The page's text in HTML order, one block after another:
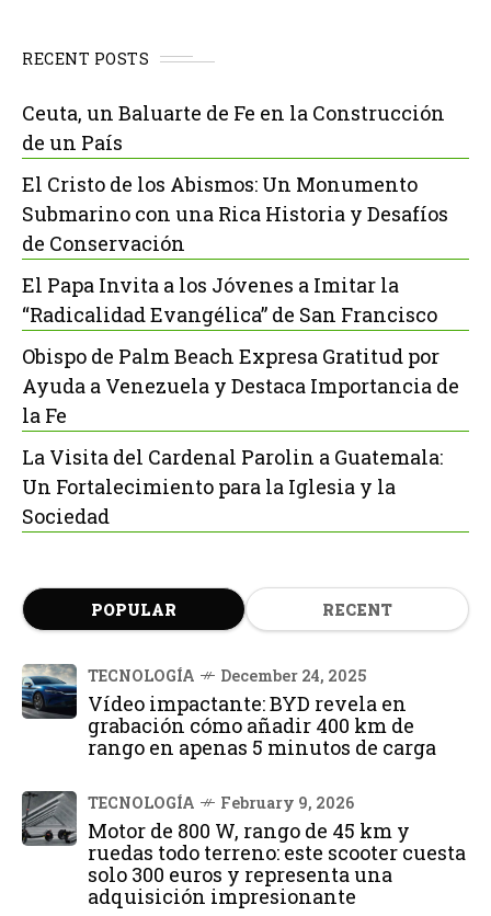
RECENT POSTS
Ceuta, un Baluarte de Fe en la Construcción
de un País
El Cristo de los Abismos: Un Monumento
Submarino con una Rica Historia y Desafíos
de Conservación
El Papa Invita a los Jóvenes a Imitar la
“Radicalidad Evangélica” de San Francisco
Obispo de Palm Beach Expresa Gratitud por
Ayuda a Venezuela y Destaca Importancia de
la Fe
La Visita del Cardenal Parolin a Guatemala:
Un Fortalecimiento para la Iglesia y la
Sociedad
POPULAR RECENT
TECNOLOGÍA December 24, 2025
Vídeo impactante: BYD revela en
grabación cómo añadir 400 km de
rango en apenas 5 minutos de carga
TECNOLOGÍA February 9, 2026
Motor de 800 W, rango de 45 km y
ruedas todo terreno: este scooter cuesta
solo 300 euros y representa una
adquisición impresionante